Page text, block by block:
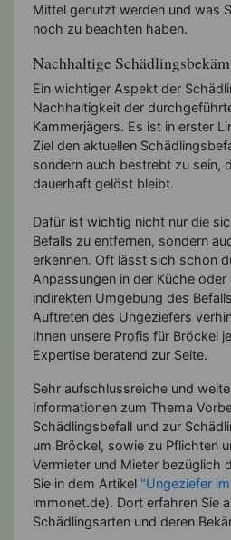
Mittel genutzt werden und was
noch zu beachten haben.
Nachhaltige
Ein wichtiger Aspekt der
Nachhaltigkeit der
Kammerjägers. Es ist in erster
Ziel den aktuellen
sondern auch bestrebt zu sein,
dauerhaft gelöst bleibt.
Dafür ist wichtig nicht nur die
Befalls zu entfernen, sondern
erkennen. Oft lässt sich schon
Anpassungen in der Küche
indirekten Umgebung des
Auftreten des Ungeziefers
Ihnen unsere Profis für Bröckel
Expertise beratend zur Seite.
Sehr aufschlussreiche und
Informationen zum Thema
Schädlingsbefall und zur
um Bröckel, sowie zu Pflichten
Vermieter und Mieter bezüglich
Sie in dem Artikel "Ungeziefer
immonet.de). Dort erfahren Sie
Schädlingsarten und deren